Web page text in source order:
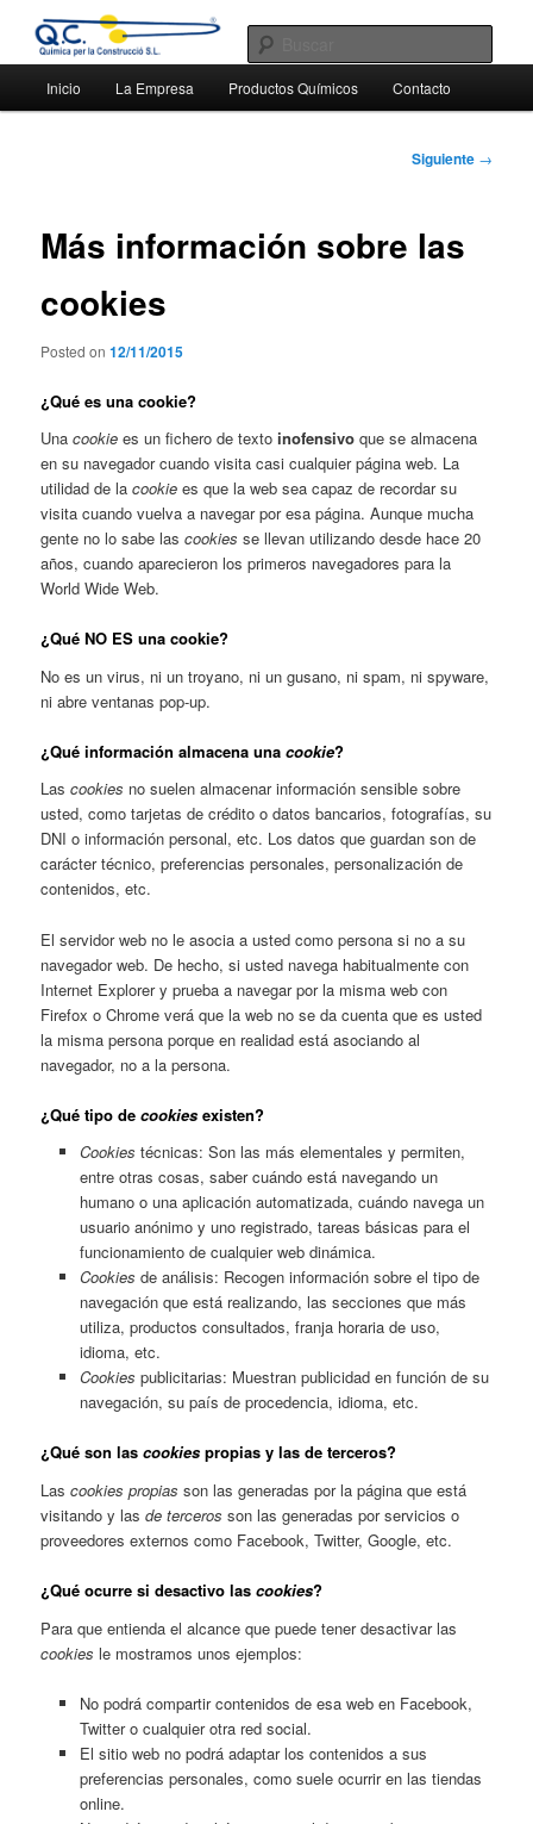
contenido
principalQC química para la construcción
Productos químicos para la construcción. Ingeniería química y fabricación.
principal
Inicio La Empresa Productos Químicos Contacto
Navegación
Siguiente →
Más información sobre las
cookies
Posted on12/11/2015
¿Qué es una cookie?
Unacookie es un fichero de textoinofensivo que se almacena
en su navegador cuando visita casi cualquier página web. La
utilidad de lacookie es que la web sea capaz de recordar su
visita cuando vuelva a navegar por esa página. Aunque mucha
gente no lo sabe lascookies se llevan utilizando desde hace 20
años, cuando aparecieron los primeros navegadores para la
World Wide Web.
¿Qué NO ES una cookie?
No es un virus, ni un troyano, ni un gusano, ni spam, ni spyware,
ni abre ventanas pop-up.
¿Qué información almacena unacookie?
Lascookies no suelen almacenar información sensible sobre
usted, como tarjetas de crédito o datos bancarios, fotografías, su
DNI o información personal, etc. Los datos que guardan son de
carácter técnico, preferencias personales, personalización de
contenidos, etc.
El servidor web no le asocia a usted como persona si no a su
navegador web. De hecho, si usted navega habitualmente con
Internet Explorer y prueba a navegar por la misma web con
Firefox o Chrome verá que la web no se da cuenta que es usted
la misma persona porque en realidad está asociando al
navegador, no a la persona.
¿Qué tipo decookies existen?
Cookies técnicas: Son las más elementales y permiten,
entre otras cosas, saber cuándo está navegando un
humano o una aplicación automatizada, cuándo navega un
usuario anónimo y uno registrado, tareas básicas para el
funcionamiento de cualquier web dinámica.
Cookies de análisis: Recogen información sobre el tipo de
navegación que está realizando, las secciones que más
utiliza, productos consultados, franja horaria de uso,
idioma, etc.
Cookies publicitarias: Muestran publicidad en función de su
navegación, su país de procedencia, idioma, etc.
¿Qué son lascookies propias y las de terceros?
Lascookies propias son las generadas por la página que está
visitando y lasde terceros son las generadas por servicios o
proveedores externos como Facebook, Twitter, Google, etc.
¿Qué ocurre si desactivo lascookies?
Para que entienda el alcance que puede tener desactivar las
cookies le mostramos unos ejemplos:
No podrá compartir contenidos de esa web en Facebook,
Twitter o cualquier otra red social.
El sitio web no podrá adaptar los contenidos a sus
preferencias personales, como suele ocurrir en las tiendas
online.